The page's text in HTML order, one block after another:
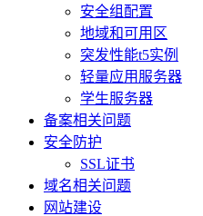
安全组配置
地域和可用区
突发性能t5实例
轻量应用服务器
学生服务器
备案相关问题
安全防护
SSL证书
域名相关问题
网站建设